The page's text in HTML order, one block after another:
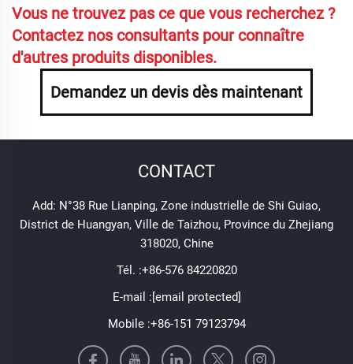
Vous ne trouvez pas ce que vous recherchez ?
Contactez nos consultants pour connaître
d'autres produits disponibles.
Demandez un devis dès maintenant
CONTACT
Add: N°38 Rue Lianping, Zone industrielle de Shi Guiao,
District de Huangyan, Ville de Taizhou, Province du Zhejiang
318020, Chine
Tél. :+86-576 84220820
E-mail :[email protected]
Mobile :+86-151 79123794